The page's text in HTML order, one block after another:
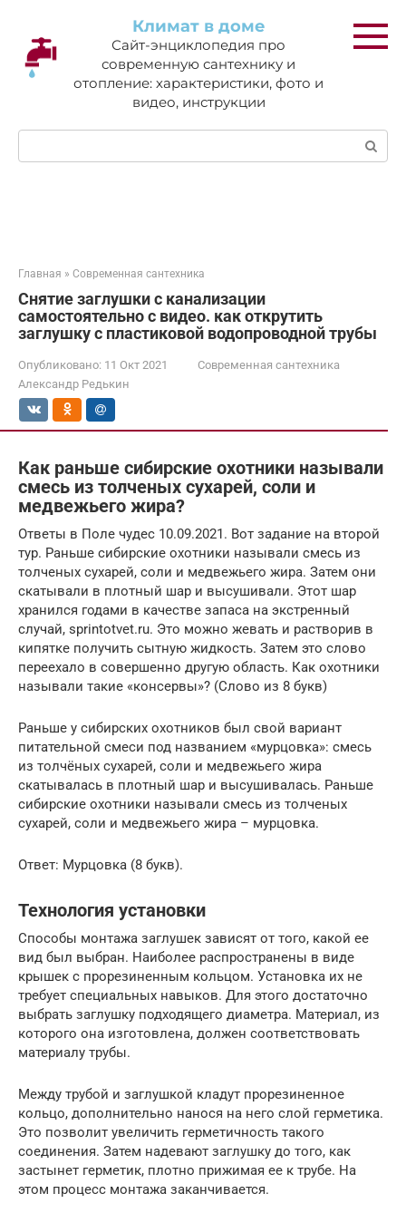
контенту
Климат в доме
Сайт-энциклопедия про
современную сантехнику и
отопление: характеристики, фото и
видео, инструкции
Поиск:
Главная » Современная сантехника
Снятие заглушки с канализации
самостоятельно с видео. как открутить
заглушку с пластиковой водопроводной трубы
Опубликовано: 11 Окт 2021
Современная сантехника
Александр Редькин
Как раньше сибирские охотники называли
смесь из толченых сухарей, соли и
медвежьего жира?
Ответы в Поле чудес 10.09.2021. Вот задание на второй
тур. Раньше сибирские охотники называли смесь из
толченых сухарей, соли и медвежьего жира. Затем они
скатывали в плотный шар и высушивали. Этот шар
хранился годами в качестве запаса на экстренный
случай, sprintotvet.ru. Это можно жевать и растворив в
кипятке получить сытную жидкость. Затем это слово
переехало в совершенно другую область. Как охотники
называли такие «консервы»? (Слово из 8 букв)
Раньше у сибирских охотников был свой вариант
питательной смеси под названием «мурцовка»: смесь
из толчёных сухарей, соли и медвежьего жира
скатывалась в плотный шар и высушивалась. Раньше
сибирские охотники называли смесь из толченых
сухарей, соли и медвежьего жира – мурцовка.
Ответ: Мурцовка (8 букв).
Технология установки
Способы монтажа заглушек зависят от того, какой ее
вид был выбран. Наиболее распространены в виде
крышек с прорезиненным кольцом. Установка их не
требует специальных навыков. Для этого достаточно
выбрать заглушку подходящего диаметра. Материал, из
которого она изготовлена, должен соответствовать
материалу трубы.
Между трубой и заглушкой кладут прорезиненное
кольцо, дополнительно нанося на него слой герметика.
Это позволит увеличить герметичность такого
соединения. Затем надевают заглушку до того, как
застынет герметик, плотно прижимая ее к трубе. На
этом процесс монтажа заканчивается.